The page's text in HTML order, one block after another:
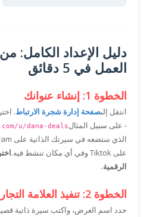
دليل الإعداد الكامل:
العمل في 5 دقائق
الخطوة 1: إنشاء عنوانك
انتقل إلىصفحة إدارة شجرة الارتباط
- على سبيل المثالu/dana-deals
على Tiktok وفي أي مكان تنشط فيه.
الرقمية.
الخطوة 2: تنفيذ العلامة التجارية الأساسية